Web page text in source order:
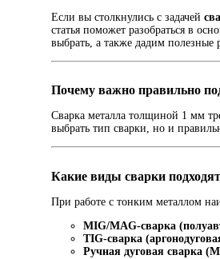
Если вы столкнулись с задачей
статья поможет разобраться в
выбрать, а также дадим полезные
Почему важно правильно
Сварка металла толщиной 1 мм
выбрать тип сварки, но и
Какие виды сварки
При работе с тонким металлом
MIG/MAG-сварка
TIG-сварка
Ручная дуговая сварка